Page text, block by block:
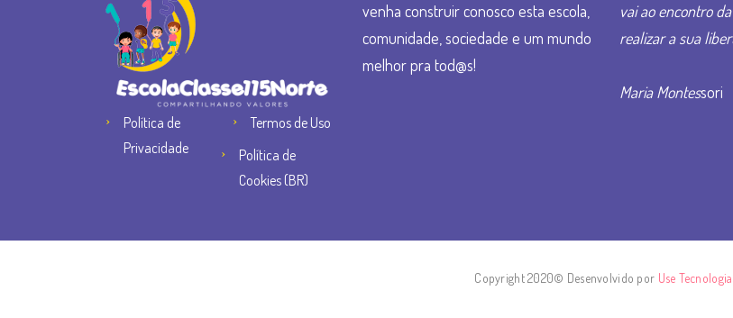
Política de
Privacidade
Termos de Uso
Política de
Cookies (BR)
venha construir conosco esta escola,
comunidade, sociedade e um mundo
melhor pra tod@s!
vai ao encontro
realizar a sua
Maria Montessori
Copyright 2020© Desenvolvido por Use